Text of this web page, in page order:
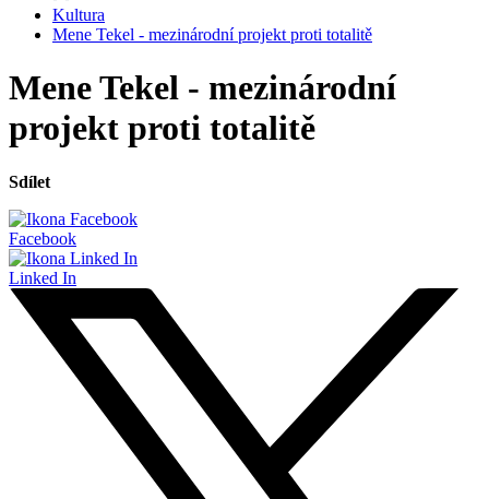
Kultura
Mene Tekel - mezinárodní projekt proti totalitě
Mene Tekel - mezinárodní
projekt proti totalitě
Sdílet
Facebook
Linked In